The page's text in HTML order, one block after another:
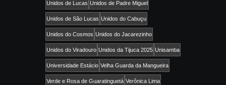
Unidos de Lucas Unidos de Padre Miguel
Unidos de São Lucas Unidos do Cabuçu
Unidos do Cosmos Unidos do Jacarezinho
Unidos do Viradouro Unidos da Tijuca 2025 Unisamba
Universidade Estácio Velha Guarda da Mangueira
Verde e Rosa de Guaratinguetá Verônica Lima